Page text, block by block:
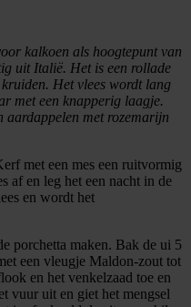
kalkoen als hoogtepunt van
uit Italië. Het is een rollade
Het vlees wordt lang
met een knapperig laagje.
aardappelen met rozemarijn
met een mes een ruitvormig
af en leg het een nacht in de
en wordt het
porchetta maken. Bak de ui 5
een vleugje Maldon-zout tot
en het venkelzaad toe en
vuur uit en giet het mengsel